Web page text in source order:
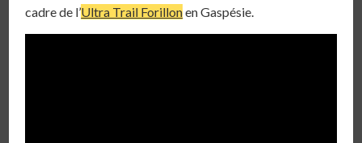
cadre de l’Ultra Trail Forillonen Gaspésie.